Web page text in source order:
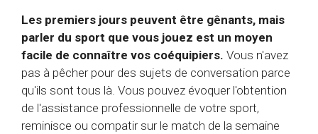
Les premiers jours peuvent être gênants, mais
parler du sport que vous jouez est un moyen
facile de connaître vos coéquipiers. Vous n'avez
pas à pêcher pour des sujets de conversation parce
qu'ils sont tous là. Vous pouvez évoquer l'obtention
de l'assistance professionnelle de votre sport,
reminisce ou compatir sur le match de la semaine